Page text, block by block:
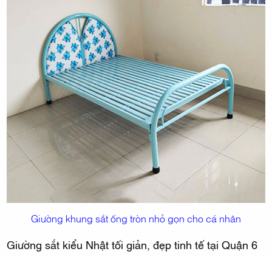
Giường khung sắt ống tròn nhỏ gọn cho cá nhân
Giường sắt kiểu Nhật tối giản, đẹp tinh tế tại Quận 6